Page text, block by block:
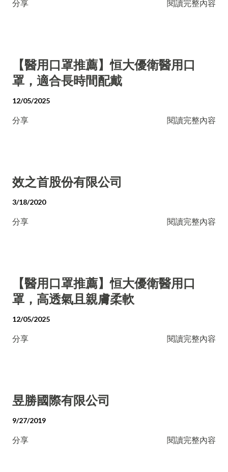
分享 閱讀完整內容
【醫用口罩推薦】恒大優衛醫用口
罩，適合長時間配戴
12/05/2025
分享 閱讀完整內容
效之首股份有限公司
3/18/2020
分享 閱讀完整內容
【醫用口罩推薦】恒大優衛醫用口
罩，高透氣且親膚柔軟
12/05/2025
分享 閱讀完整內容
昱勝國際有限公司
9/27/2019
分享 閱讀完整內容